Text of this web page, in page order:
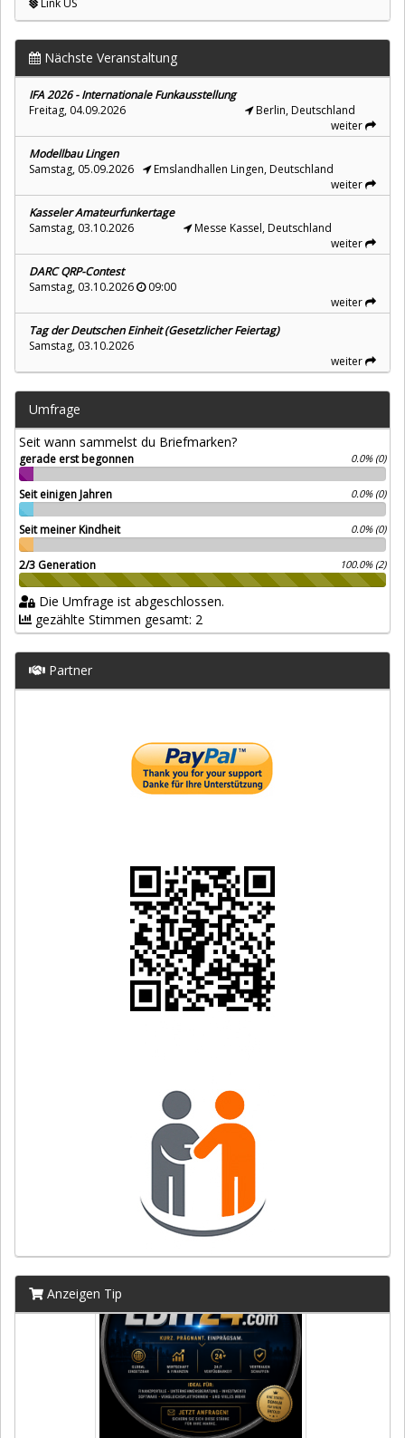
Link US
Nächste Veranstaltung
IFA 2026 - Internationale Funkausstellung
Freitag, 04.09.2026
Berlin, Deutschland
weiter
Modellbau Lingen
Samstag, 05.09.2026
Emslandhallen Lingen, Deutschland
weiter
Kasseler Amateurfunkertage
Samstag, 03.10.2026
Messe Kassel, Deutschland
weiter
DARC QRP-Contest
Samstag, 03.10.2026
09:00
weiter
Tag der Deutschen Einheit (Gesetzlicher Feiertag)
Samstag, 03.10.2026
weiter
Umfrage
Seit wann sammelst du Briefmarken?
gerade erst begonnen 0.0% (0)
Seit einigen Jahren 0.0% (0)
Seit meiner Kindheit 0.0% (0)
2/3 Generation 100.0% (2)
Die Umfrage ist abgeschlossen.
gezählte Stimmen gesamt: 2
Partner
Anzeigen Tip